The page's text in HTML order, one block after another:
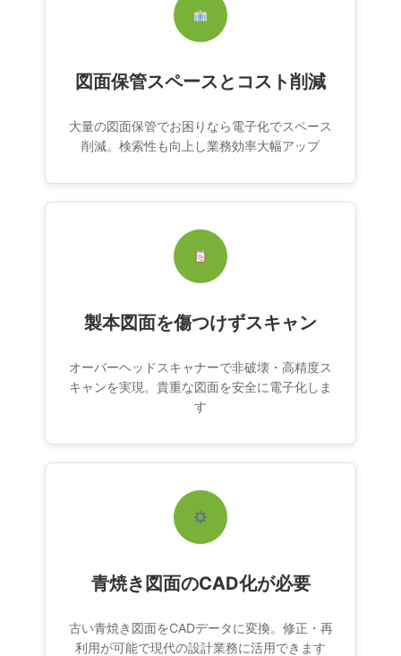
図面保管スペースとコスト削減
大量の図面保管でお困りなら電子化でスペース
削減。検索性も向上し業務効率大幅アップ
製本図面を傷つけずスキャン
オーバーヘッドスキャナーで非破壊・高精度ス
キャンを実現。貴重な図面を安全に電子化しま
す
青焼き図面のCAD化が必要
古い青焼き図面をCADデータに変換。修正・再
利用が可能で現代の設計業務に活用できます